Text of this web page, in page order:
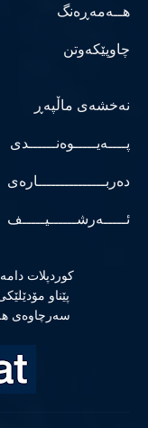
هــەمەڕەنگ
چاوپێکەوتن
نەخشەی ماڵپەڕ
پــــەیـــــوەنــــــدی
دەربـــــــــــــــارەی
ئـــــەرشــــــیـــــف
كوردپلات
پێناو
سەرچاوەی